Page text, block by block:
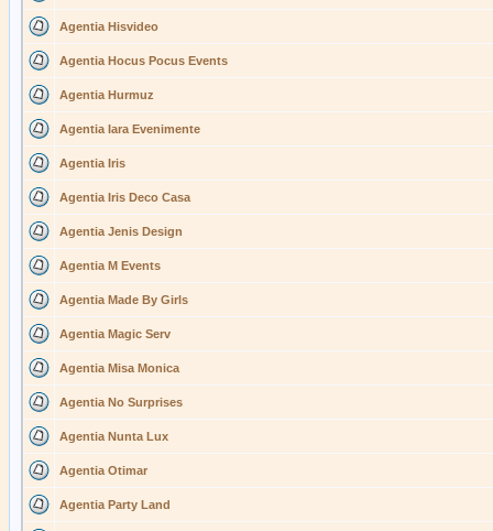
Agentia Hisvideo
Agentia Hocus Pocus Events
Agentia Hurmuz
Agentia Iara Evenimente
Agentia Iris
Agentia Iris Deco Casa
Agentia Jenis Design
Agentia M Events
Agentia Made By Girls
Agentia Magic Serv
Agentia Misa Monica
Agentia No Surprises
Agentia Nunta Lux
Agentia Otimar
Agentia Party Land